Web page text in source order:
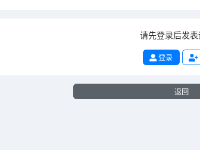
请先登录后发表
登录
返回